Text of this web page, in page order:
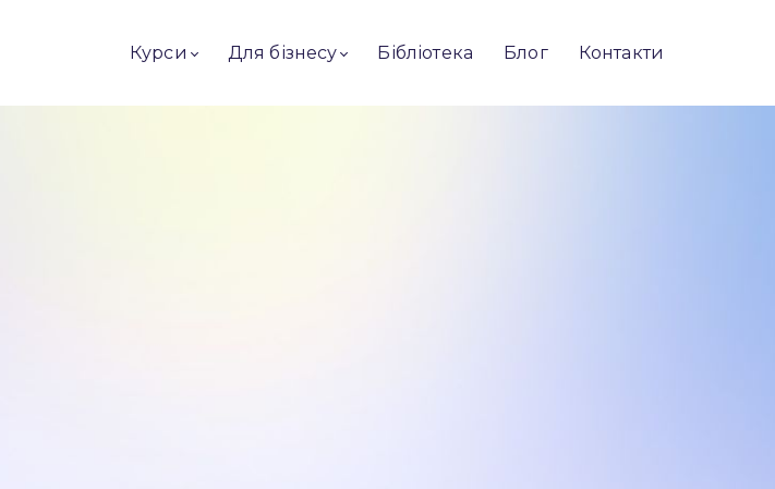
Курси Для бізнесу Бібліотека Блог Контакти